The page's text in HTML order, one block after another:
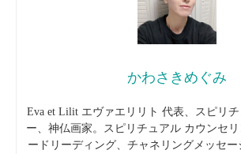
かわさきめぐみ
Eva et Lilit エヴァエリリト 代表、スピリ
ー、神仏画家。スピリチュアル カウンセ
ードリーディング、チャネリングメッセ